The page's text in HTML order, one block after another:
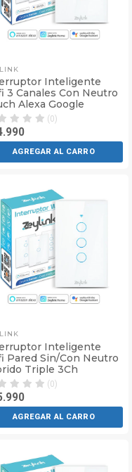
Inteligente
3 Canales Con Neutro
Alexa Google
(0)
AGREGAR AL CARRO
Inteligente
Pared Sin/Con Neutro
Triple 3Ch
(0)
AGREGAR AL CARRO